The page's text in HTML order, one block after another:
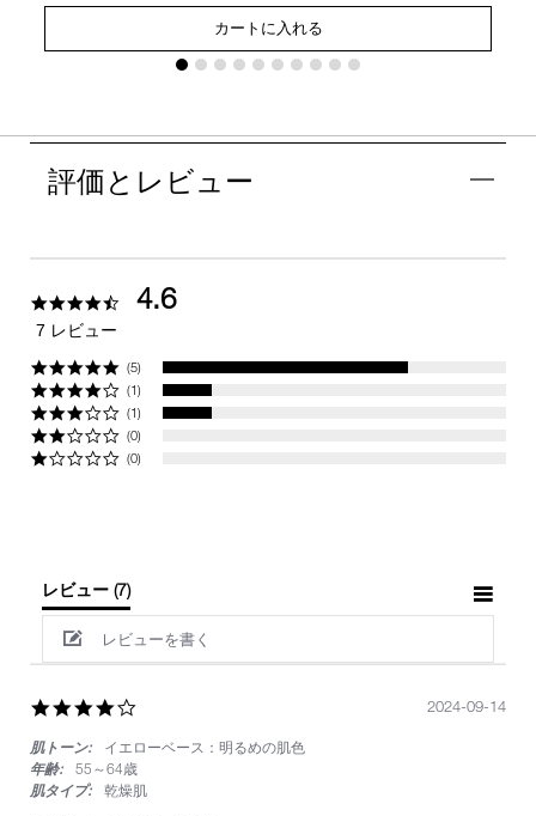
カートに入れる
評価とレビュー
4.64.6
7 レビュー
(5)
(1)
(1)
(0)
(0)
レビュー (7)
レビューを書く
rating
肌トーン:
イエローベース：明るめの肌色
年齢:
55～64歳
肌タイプ:
乾燥肌
2024-09-14